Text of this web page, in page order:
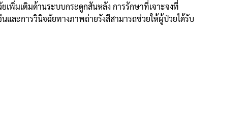
เพิ่มเติมด้านระบบกระดูกสันหลัง การรักษาที่เจาะจงที่
และการวินิจฉัยทางภาพถ่ายรังสีสามารถช่วยให้ผู้ป่วยได้รับ